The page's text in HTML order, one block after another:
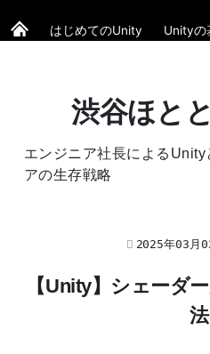
はじめてのUnity Unityの
渋谷ほと
エンジニア社長による
アの生存戦略
2025年03月
【Unity】シェーダ
法